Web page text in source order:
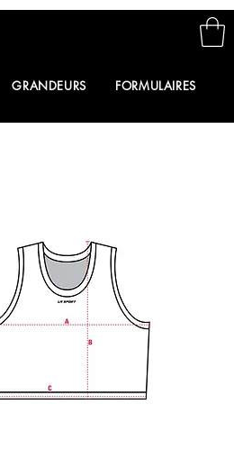
GRANDEURS
FORMULAIRES